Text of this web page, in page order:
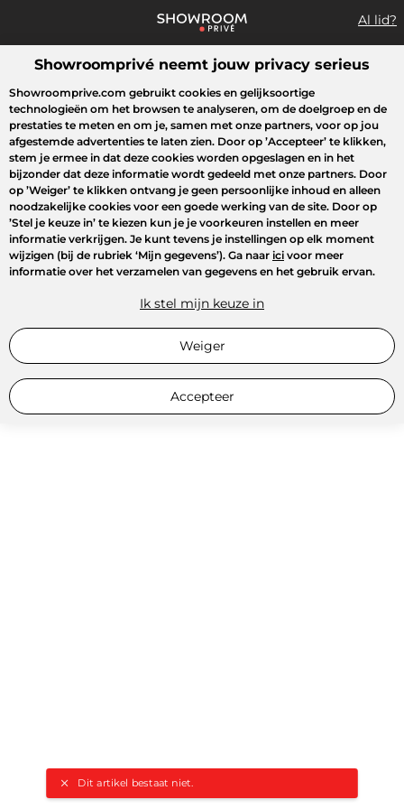
Al lid?
Wat zoek je?
Dit artikel bestaat niet.
Overzicht sales Sport Fashion Kids Beauty
Showroomprivé neemt jouw privacy serieus
Showroomprive.com gebruikt cookies en gelijksoortige
technologieën om het browsen te analyseren, om de doelgroep en de
prestaties te meten en om je, samen met onze partners, voor op jou
afgestemde advertenties te laten zien. Door op ’Accepteer’ te klikken,
stem je ermee in dat deze cookies worden opgeslagen en in het
bijzonder dat deze informatie wordt gedeeld met onze partners. Door
op ’Weiger’ te klikken ontvang je geen persoonlijke inhoud en alleen
noodzakelijke cookies voor een goede werking van de site. Door op
’Stel je keuze in’ te kiezen kun je je voorkeuren instellen en meer
informatie verkrijgen. Je kunt tevens je instellingen op elk moment
wijzigen (bij de rubriek ‘Mijn gegevens’). Ga naar ici voor meer
informatie over het verzamelen van gegevens en het gebruik ervan.
Ik stel mijn keuze in
Weiger
Accepteer